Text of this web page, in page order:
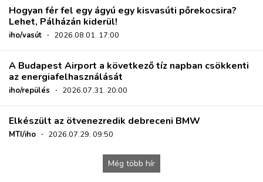
Hogyan fér fel egy ágyú egy kisvasúti pőrekocsira?
Lehet, Pálházán kiderül!
iho/vasút · 2026.08.01. 17:00
A Budapest Airport a következő tíz napban csökkenti
az energiafelhasználását
iho/repülés · 2026.07.31. 20:00
Elkészült az ötvenezredik debreceni BMW
MTI/iho · 2026.07.29. 09:50
Még több hír